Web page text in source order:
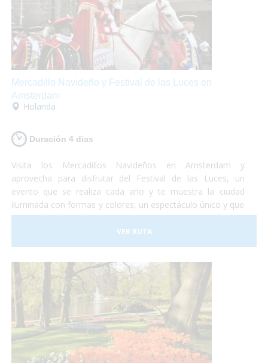
Mercadillo Navideño y Festival de las Luces en
Amsterdam
Holanda
Duración 4 dias
Visita los Mercadillos Navideños en Amsterdam y
aprovecha para disfrutar del Festival de las Luces, un
evento que se realiza cada año y te muestra la ciudad
iluminada con formas y colores, un espectáculo único y que
no puedes dejar de ver. Te proponemos una escapada de 4
días en la cuál podrás disfrutar de esta mágica ciudad y de
sus alrededores. Turismo accesible en Holanda y
experiencia diferente!
VER RUTA